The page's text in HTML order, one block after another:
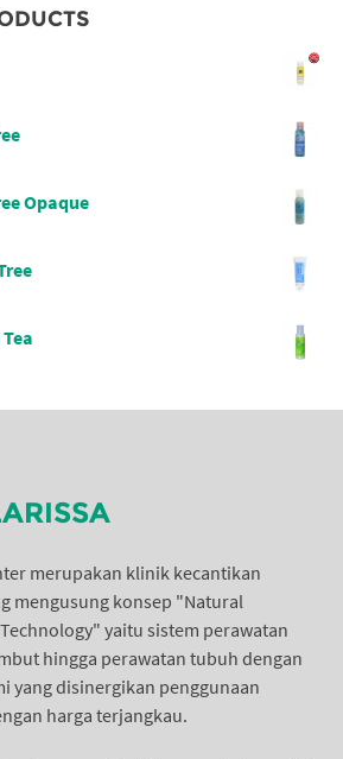
Opaque
merupakan klinik kecantikan
mengusung konsep "Natural
yaitu sistem perawatan
hingga perawatan tubuh dengan
yang disinergikan penggunaan
harga terjangkau.